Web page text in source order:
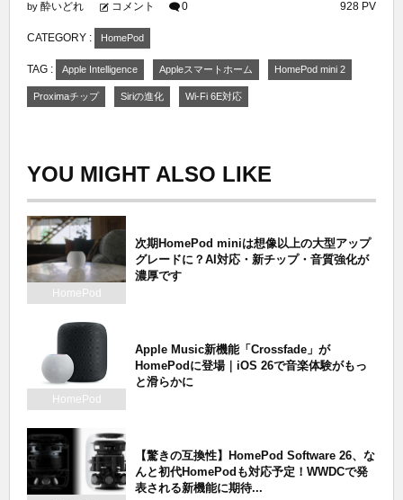
by 酔いどれ コメント 0 928 PV
CATEGORY : HomePod
TAG : Apple Intelligence Appleスマートホーム HomePod mini 2
Proximaチップ Siriの進化 Wi-Fi 6E対応
YOU MIGHT ALSO LIKE
HomePod
次期HomePod miniは想像以上の大型アップ
グレードに？AI対応・新チップ・音質強化が
濃厚です
HomePod
Apple Music新機能「Crossfade」が
HomePodに登場｜iOS 26で音楽体験がもっ
と滑らかに
【驚きの互換性】HomePod Software 26、な
んと初代HomePodも対応予定！WWDCで発
表される新機能に期待...